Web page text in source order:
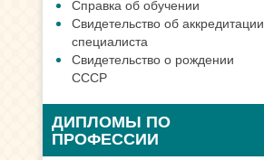
Справка об обучении
Свидетельство об аккредитации
специалиста
Свидетельство о рождении
СССР
ДИПЛОМЫ ПО
ПРОФЕССИИ